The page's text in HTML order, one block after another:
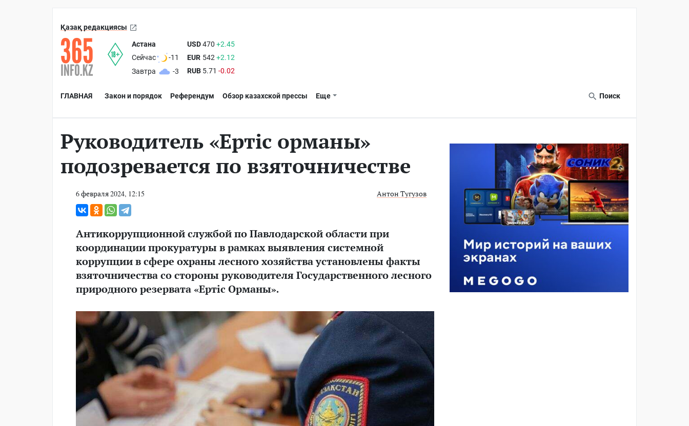
Қазақ редакциясы
Астана
Сейчас
-11
Завтра
-3
USD470 +2.45
EUR 542 +2.12
RUB 5.71 -0.02
ГЛАВНАЯ Закон и порядок Референдум Обзор казахской прессы Еще Поиск
Руководитель «Ертіс орманы»
подозревается по взяточничестве
6 февраля 2024, 12:15 Антон Тугузов
Антикоррупционной службой по Павлодарской области при
координации прокуратуры в рамках выявления системной
коррупции в сфере охраны лесного хозяйства установлены факты
взяточничества со стороны руководителя Государственного лесного
природного резервата «Ертіс Орманы».